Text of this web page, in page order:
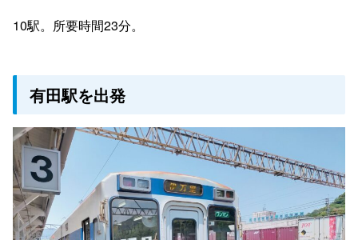
10駅。所要時間23分。
有田駅を出発